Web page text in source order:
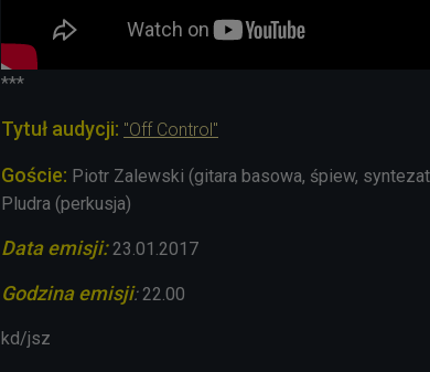
***
Tytuł audycji: "Off Control"
Goście: Piotr Zalewski (gitara basowa, śpiew,
Pludra (perkusja)
Data emisji:23.01.2017
Godzina emisji:22.00
kd/jsz